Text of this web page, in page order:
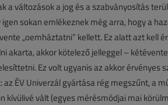
a változások a jog és a szabványosítás
sokan emlékeznek még arra, hogy a
„oemháztatni” kellett. Ez alatt azt kell
akarta, akkor kötelező jelleggel –
Ez volt ugyanis az akkor érvényes
ÉV Univerzál gyártása rég megszűnt, a
kívülivé vált (egyes mérésmódjai mai